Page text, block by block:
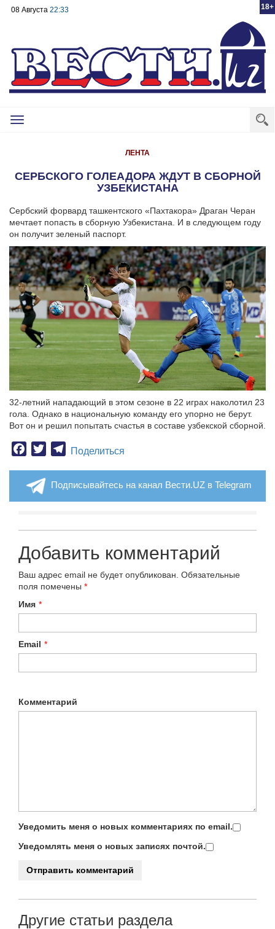
18+
08 Августа 22:33
Toggle
ЛЕНТА
СЕРБСКОГО ГОЛЕАДОРА ЖДУТ В СБОРНОЙ
УЗБЕКИСТАНА
Сербский форвард ташкентского «Пахтакора» Драган Черан
мечтает попасть в сборную Узбекистана. И в следующем году
он получит зеленый паспорт.
32-летний нападающий в этом сезоне в 22 играх наколотил 23
гола. Однако в национальную команду его упорно не берут.
Вот он и решил попытать счастья в составе узбекской сборной.
Facebook
TwitterTelegram
Поделиться
Подписывайтесь на канал Вести.UZ в Telegram
Добавить комментарий
Ваш адрес email не будет опубликован. Обязательные
поля помечены *
Имя *
Email *
Комментарий
Уведомить меня о новых комментариях по email.
Уведомлять меня о новых записях почтой.
Другие статьи раздела